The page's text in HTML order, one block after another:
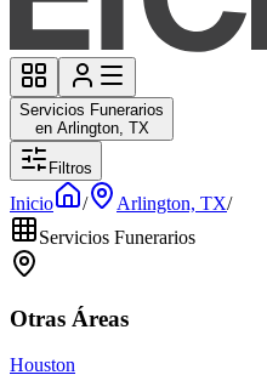
Servicios Funerarios
en Arlington, TX
Filtros
Inicio / Arlington, TX/
Servicios Funerarios
Otras Áreas
Houston